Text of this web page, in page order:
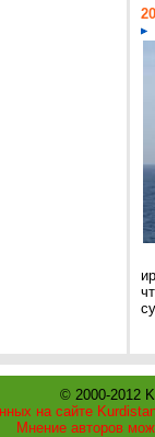
© 2000-2012
на сайте
Мнение авторов